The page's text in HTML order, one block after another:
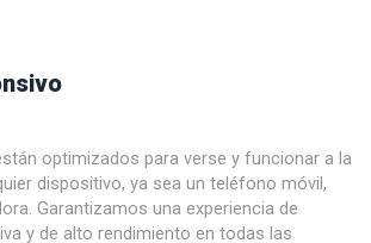
optimizados para verse y funcionar a la
dispositivo, ya sea un teléfono móvil,
Garantizamos una experiencia de
y de alto rendimiento en todas las